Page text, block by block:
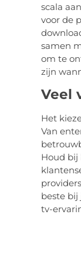
scala
voor de
samen
om te
zijn
Veel
Het
Van
Houd bij
beste
tv-